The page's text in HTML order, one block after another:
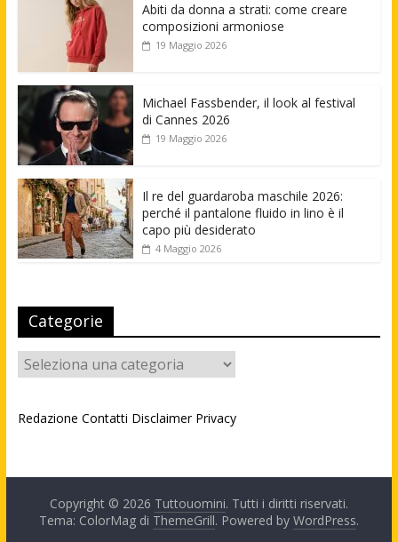
Abiti da donna a strati: come creare
composizioni armoniose
19 Maggio 2026
Michael Fassbender, il look al festival
di Cannes 2026
19 Maggio 2026
Il re del guardaroba maschile 2026:
perché il pantalone fluido in lino è il
capo più desiderato
4 Maggio 2026
Categorie
Categorie
Redazione Contatti Disclaimer Privacy
Copyright © 2026 Tuttouomini. Tutti i diritti riservati.
Tema: ColorMag di ThemeGrill. Powered by WordPress.